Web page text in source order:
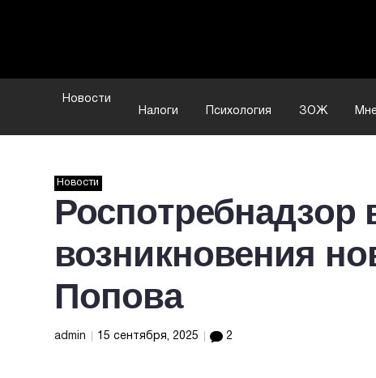
Новости
Налоги
Психология ЗОЖ
Новости
Роспотребнадзор
возникновения
Попова
admin 15 сентября, 2025 2